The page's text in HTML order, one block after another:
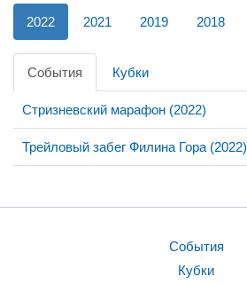
2022 2021 2019 2018
События Кубки
Стризневский марафон (2022)
Трейловый забег Филина Гора (2022)
События
Кубки